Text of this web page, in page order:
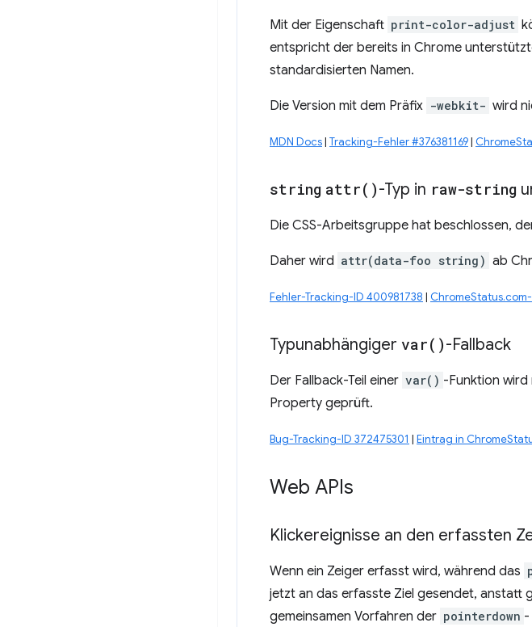
Mit der Eigenschaft print-color-adjust
entspricht der bereits in Chrome
standardisierten Namen.
Die Version mit dem Präfix -webkit- wird
MDN Docs| Tracking-Fehler #376381169|
string attr( )-Typ in raw-string
Die CSS-Arbeitsgruppe hat beschlossen,
Daher wird attr(data-foo string) ab
Fehler-Tracking-ID 400981738 |
Typunabhängiger var( )-Fallback
Der Fallback-Teil einer var() -Funktion
Property geprüft.
Bug-Tracking-ID 372475301 | Eintrag in
Web APIs
Klickereignisse an den erfassten
Wenn ein Zeiger erfasst wird, während das
jetzt an das erfasste Ziel gesendet, anstatt
gemeinsamen Vorfahren der pointerdown -